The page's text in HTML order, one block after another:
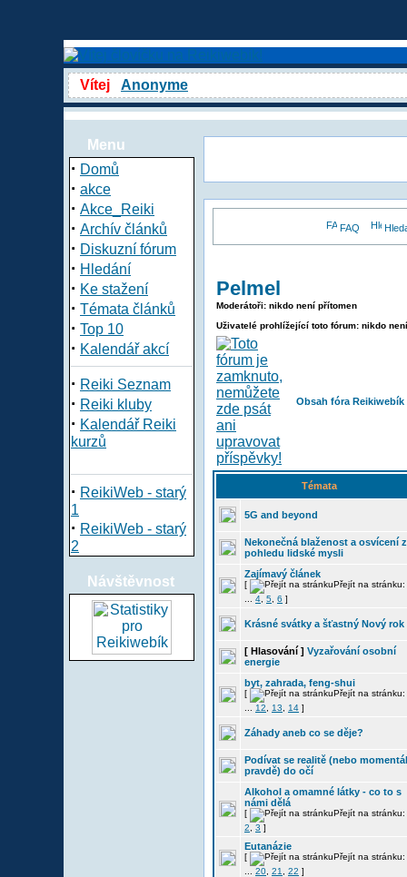
Vítej Anonyme
Menu
· Domů
· akce
· Akce_Reiki
· Archív článků
· Diskuzní fórum
· Hledání
· Ke stažení
· Témata článků
· Top 10
· Kalendář akcí
· Reiki Seznam
· Reiki kluby
· Kalendář Reiki
kurzů
· ReikiWeb - starý
1
· ReikiWeb - starý
2
Návštěvnost
FAQ
Pelmel
Moderátoři: nikdo není přítomen
Uživatelé prohlížející toto fórum: nikdo
Obsah fóra Reikiwebík
Témata
5G and beyond
Nekonečná blaženost a osvícení z
pohledu lidské mysli
Zajímavý článek
[
Přejít na stránku:
4 5 6 ]
Krásné svátky a šťastný Nový rok
[ Hlasování ] Vyzařování osobní
energie
byt, zahrada, feng-shui
[
Přejít na stránku:
12 13 14 ]
Záhady aneb co se děje?
Podívat se realitě (nebo
pravdě) do očí
Alkohol a omamné látky - co to s
námi dělá
[
Přejít na stránku:
2
3 ]
Eutanázie
[
Přejít na stránku:
20 21 22 ]